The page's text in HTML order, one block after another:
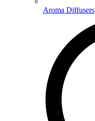
Aroma Diffusers